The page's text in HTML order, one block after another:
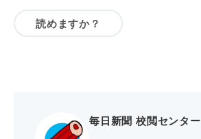
読めますか？
毎日新聞 校閲センター